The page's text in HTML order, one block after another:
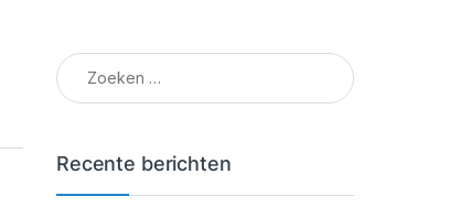
Zoeken naar:
Recente berichten